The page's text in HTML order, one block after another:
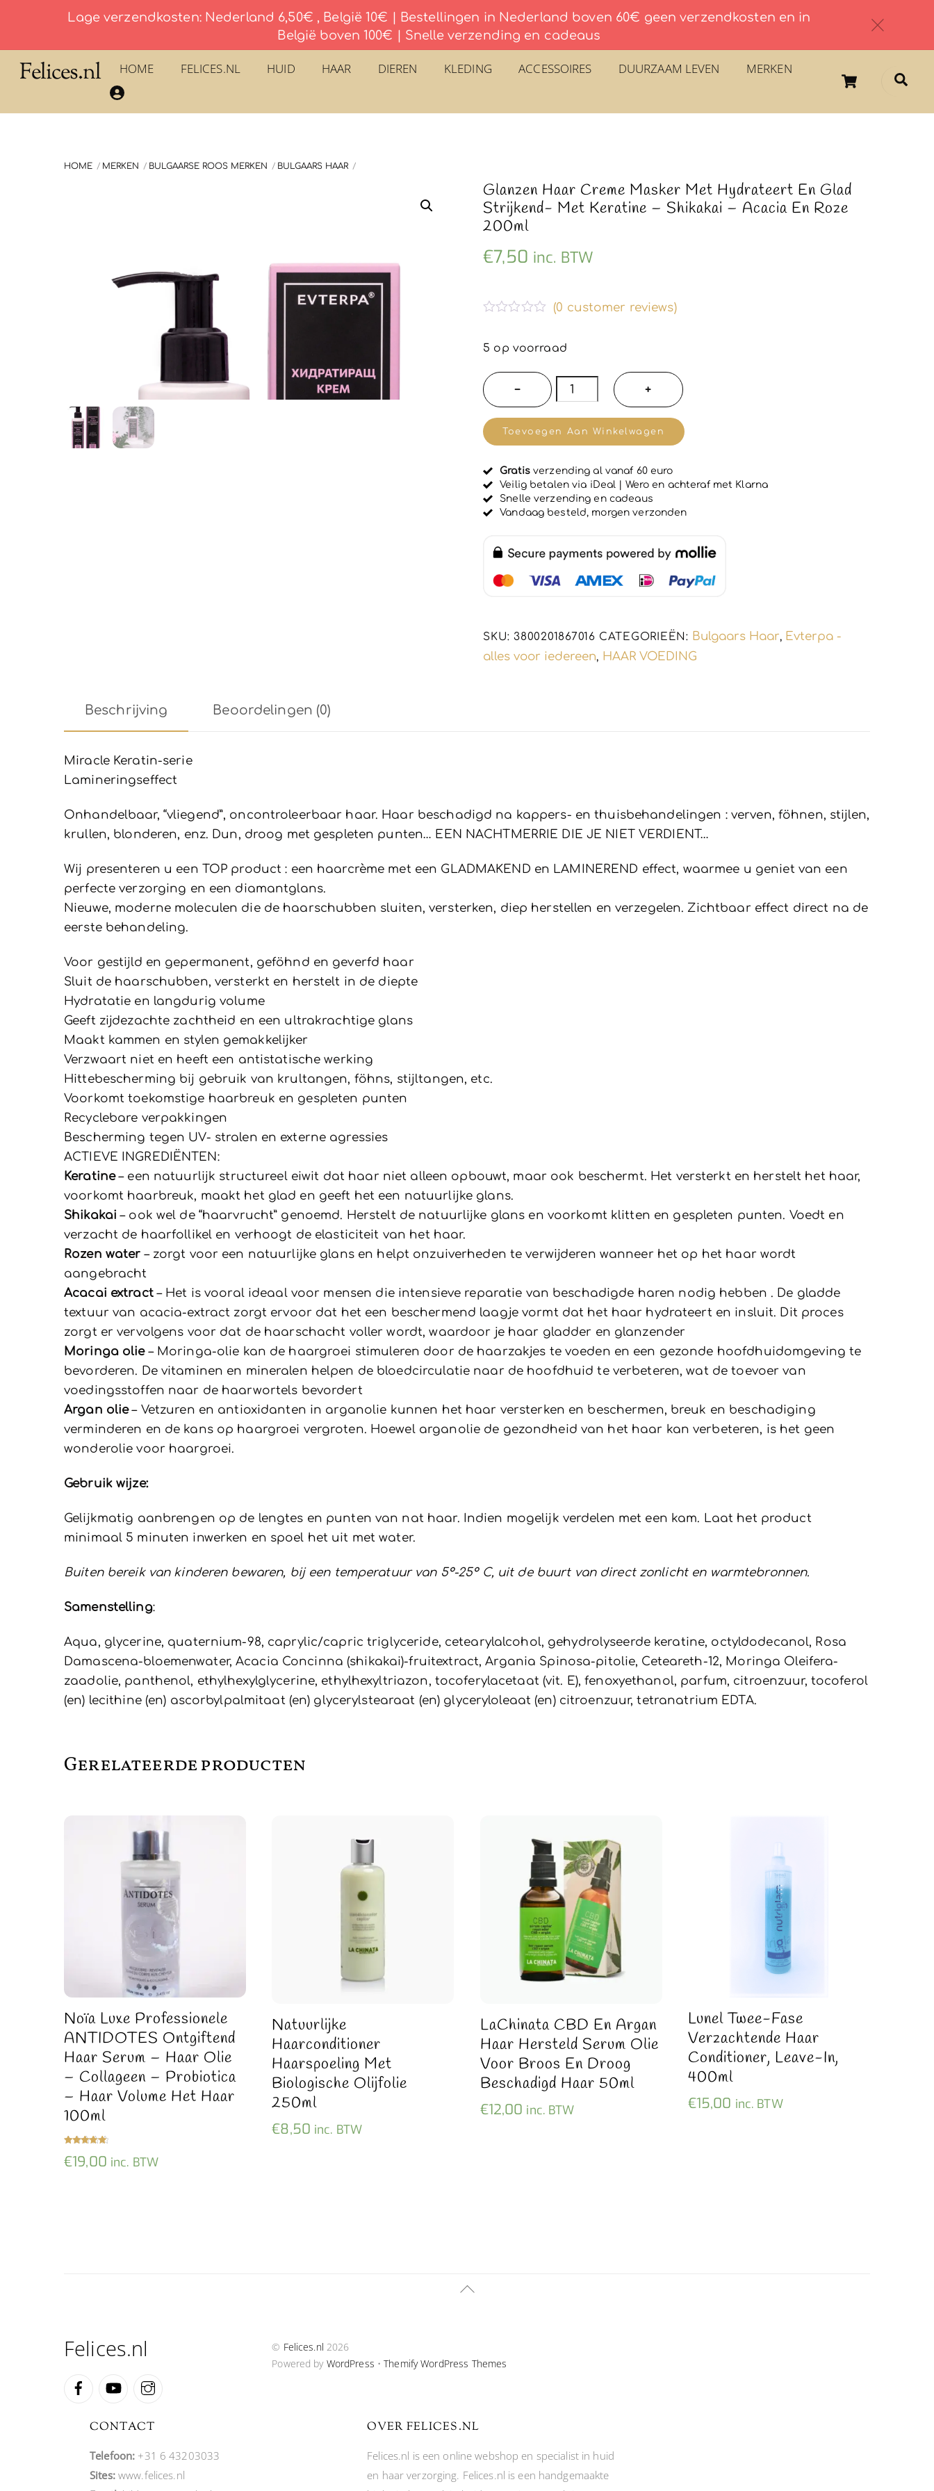
Lage verzendkosten: Nederland 6,50€ , België 10€ | Bestellingen in Nederland boven 60€ geen verzendkosten en in
België boven 100€ | Snelle verzending en cadeaus
c
Felices.nl Cart
HOME FELICES.NL HUID HAAR DIEREN KLEDING ACCESSOIRES DUURZAAM LEVEN MERKEN
HOME MERKEN BULGAARSE ROOS MERKEN BULGAARS HAAR
Glanzen Haar Creme Masker Met Hydrateert En Glad
Strijkend- Met Keratine – Shikakai – Acacia En Roze
200ml
€7,50 inc. BTW
w
r
d
e
r
d
0
i
t
5
(0 customer reviews)
5 op voorraad
−
Glanzen
haar
creme
hydrateert
en
glad
met
keratine
-
acacia
+
Toevoegen Aan Winkelwagen
Gratisverzending al vanaf 60 euro
Veilig betalen via iDeal | Wero en achteraf met Klarna
Snelle verzending en cadeaus
Vandaag besteld, morgen verzonden
SKU:3800201867016 CATEGORIEËN: Bulgaars Haar, Evterpa -
alles voor iedereen, HAAR VOEDING
Beschrijving Beoordelingen (0)
Miracle Keratin-serie
Lamineringseffect
Onhandelbaar, “vliegend”, oncontroleerbaar haar. Haar beschadigd na kappers- en thuisbehandelingen : verven, föhnen, stijlen,
krullen, blonderen, enz. Dun, droog met gespleten punten… EEN NACHTMERRIE DIE JE NIET VERDIENT…
Wij presenteren u een TOP product : een haarcrème met een GLADMAKEND en LAMINEREND effect, waarmee u geniet van een
perfecte verzorging en een diamantglans.
Nieuwe, moderne moleculen die de haarschubben sluiten, versterken, diep herstellen en verzegelen. Zichtbaar effect direct na de
eerste behandeling.
Voor gestijld en gepermanent, geföhnd en geverfd haar
Sluit de haarschubben, versterkt en herstelt in de diepte
Hydratatie en langdurig volume
Geeft zijdezachte zachtheid en een ultrakrachtige glans
Maakt kammen en stylen gemakkelijker
Verzwaart niet en heeft een antistatische werking
Hittebescherming bij gebruik van krultangen, föhns, stijltangen, etc.
Voorkomt toekomstige haarbreuk en gespleten punten
Recyclebare verpakkingen
Bescherming tegen UV- stralen en externe agressies
ACTIEVE INGREDIËNTEN:
Keratine– een natuurlijk structureel eiwit dat haar niet alleen opbouwt, maar ook beschermt. Het versterkt en herstelt het haar,
voorkomt haarbreuk, maakt het glad en geeft het een natuurlijke glans.
Shikakai – ook wel de “haarvrucht” genoemd. Herstelt de natuurlijke glans en voorkomt klitten en gespleten punten. Voedt en
verzacht de haarfollikel en verhoogt de elasticiteit van het haar.
Rozen water – zorgt voor een natuurlijke glans en helpt onzuiverheden te verwijderen wanneer het op het haar wordt
aangebracht
Acacai extract– Het is vooral ideaal voor mensen die intensieve reparatie van beschadigde haren nodig hebben . De gladde
textuur van acacia-extract zorgt ervoor dat het een beschermend laagje vormt dat het haar hydrateert en insluit. Dit proces
zorgt er vervolgens voor dat de haarschacht voller wordt, waardoor je haar gladder en glanzender
Moringa olie– Moringa-olie kan de haargroei stimuleren door de haarzakjes te voeden en een gezonde hoofdhuidomgeving te
bevorderen. De vitaminen en mineralen helpen de bloedcirculatie naar de hoofdhuid te verbeteren, wat de toevoer van
voedingsstoffen naar de haarwortels bevordert
Argan olie– Vetzuren en antioxidanten in arganolie kunnen het haar versterken en beschermen, breuk en beschadiging
verminderen en de kans op haargroei vergroten. Hoewel arganolie de gezondheid van het haar kan verbeteren, is het geen
wonderolie voor haargroei.
Gebruik wijze:
Gelijkmatig aanbrengen op de lengtes en punten van nat haar. Indien mogelijk verdelen met een kam. Laat het product
minimaal 5 minuten inwerken en spoel het uit met water.
Buiten bereik van kinderen bewaren, bij een temperatuur van 5°-25° C, uit de buurt van direct zonlicht en warmtebronnen.
Samenstelling:
Aqua, glycerine, quaternium-98, caprylic/capric triglyceride, cetearylalcohol, gehydrolyseerde keratine, octyldodecanol, Rosa
Damascena-bloemenwater, Acacia Concinna (shikakai)-fruitextract, Argania Spinosa-pitolie, Ceteareth-12, Moringa Oleifera-
zaadolie, panthenol, ethylhexylglycerine, ethylhexyltriazon, tocoferylacetaat (vit. E), fenoxyethanol, parfum, citroenzuur, tocoferol
(en) lecithine (en) ascorbylpalmitaat (en) glycerylstearaat (en) glyceryloleaat (en) citroenzuur, tetranatrium EDTA.
Gerelateerde producten
Noïa Luxe Professionele
ANTIDOTES Ontgiftend
Haar Serum – Haar Olie
– Collageen – Probiotica
– Haar Volume Het Haar
100ml
d
5.00
€19,00 inc. BTW
Natuurlijke
Haarconditioner
Haarspoeling Met
Biologische Olijfolie
250ml
€8,50 inc. BTW
LaChinata CBD En Argan
Haar Hersteld Serum Olie
Voor Broos En Droog
Beschadigd Haar 50ml
€12,00 inc. BTW
Lunel Twee-Fase
Verzachtende Haar
Conditioner, Leave-In,
400ml
€15,00 inc. BTW
Back
Felices.nl
FacebookYouTube
© Felices.nl 2026
Powered by WordPress •Themify WordPress Themes
CONTACT
Telefoon: +31 6 43203033
Sites:www.felices.nl
OVER FELICES.NL
Felices.nl is een online webshop en specialist in huid
en haar verzorging. Felices.nl is een handgemaakte